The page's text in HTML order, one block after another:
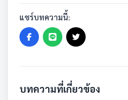
แชร์บทความนี้:
บทความที่เกี่ยวข้อง